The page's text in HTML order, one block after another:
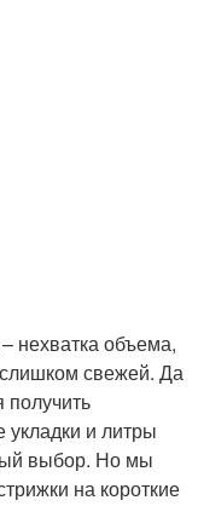
нехватка объема,
слишком свежей. Да
получить
и литры
выбор. Но мы
на короткие